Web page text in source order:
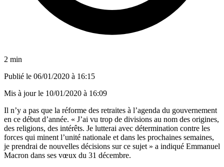
2 min
Publié le 06/01/2020 à 16:15
Mis à jour le 10/01/2020 à 16:09
Il n’y a pas que la réforme des retraites à l’agenda du gouvernement
en ce début d’année. « J’ai vu trop de divisions au nom des origines,
des religions, des intérêts. Je lutterai avec détermination contre les
forces qui minent l’unité nationale et dans les prochaines semaines,
je prendrai de nouvelles décisions sur ce sujet » a indiqué Emmanuel
Macron dans ses vœux du 31 décembre.